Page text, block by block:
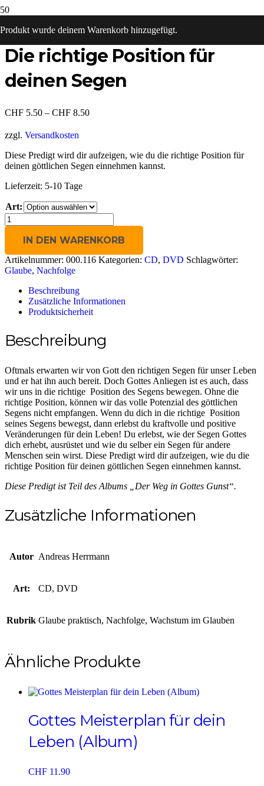
Produkt wurde deinem Warenkorb hinzugefügt.
Die richtige Position für
deinen Segen
CHF 5.50 – CHF 8.50
zzgl. Versandkosten
Diese Predigt wird dir aufzeigen, wie du die richtige Position für
deinen göttlichen Segen einnehmen kannst.
Lieferzeit: 5-10 Tage
Art:
Die
richtige
Position
deinen
Segen
IN DEN WARENKORB
Artikelnummer: 000.116 Kategorien: CD, DVD Schlagwörter:
Glaube, Nachfolge
Beschreibung
Zusätzliche Informationen
Produktsicherheit
Beschreibung
Oftmals erwarten wir von Gott den richtigen Segen für unser Leben
und er hat ihn auch bereit. Doch Gottes Anliegen ist es auch, dass
wir uns in die richtige Position des Segens bewegen. Ohne die
richtige Position, können wir das volle Potenzial des göttlichen
Segens nicht empfangen. Wenn du dich in die richtige Position
seines Segens bewegst, dann erlebst du kraftvolle und positive
Veränderungen für dein Leben! Du erlebst, wie der Segen Gottes
dich erhebt, ausrüstet und wie du selber ein Segen für andere
Menschen sein wirst. Diese Predigt wird dir aufzeigen, wie du die
richtige Position für deinen göttlichen Segen einnehmen kannst.
Diese Predigt ist Teil des Albums „Der Weg in Gottes Gunst“.
Zusätzliche Informationen
Autor Andreas Herrmann
Art: CD, DVD
Rubrik Glaube praktisch, Nachfolge, Wachstum im Glauben
Ähnliche Produkte
Gottes Meisterplan für dein
Leben (Album)
CHF 11.90